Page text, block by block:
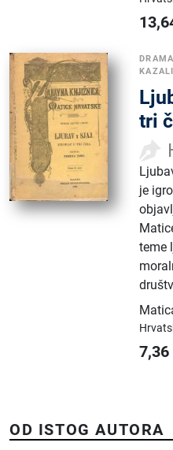
DRAMA
tri
je
teme
7,36
OD ISTOG AUTORA